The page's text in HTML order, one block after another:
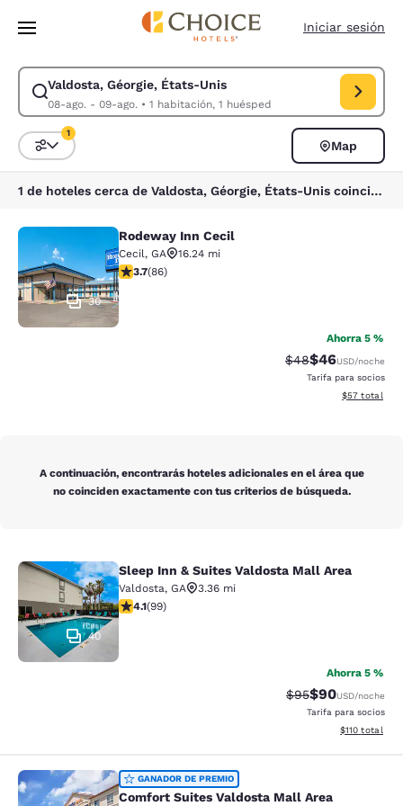
Pasar A Contenido Principal
Iniciar sesión
Valdosta, Géorgie, États-Unis
08-ago. - 09-ago.• 1 habitación, 1 huésped
Modificar la búsqueda de Valdosta, Géorgie, États-Unis. Fecha de
Ordenar y filtrar
1
Map
1 de hoteles cerca de Valdosta, Géorgie, États-Unis coinciden con tus filtros
Rodeway Inn Cecil
30
Rodeway Inn Cecil
Cecil, GA
16.24 mi
calificación de 3.69 estrellas. Bueno. 86 reseñas
3.7(86)
Ahorra 5 %
Precio tachado:
$48Precio con
$46USD/noche
Tarifa para socios
Ver detalles
$57 total
A continuación, encontrarás hoteles adicionales en el área que
no coinciden exactamente con tus criterios de búsqueda.
Sleep Inn & Suites Valdosta Mall
40
Sleep Inn & Suites Valdosta Mall Area
Valdosta, GA
3.36 mi
calificación de 4.14 estrellas. Muy bueno. 99 reseñas
4.1(99)
Ahorra 5 %
Precio tachado:
$95Precio con
$90USD/noche
Tarifa para socios
Ver detalles
$110 total
Comfort Suites Valdosta Mall Area
GANADOR DE PREMIO
Comfort Suites Valdosta Mall Area